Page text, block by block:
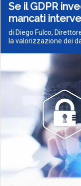
Se il GDPR
mancati
di Diego Fulco,
la valorizzazione dei